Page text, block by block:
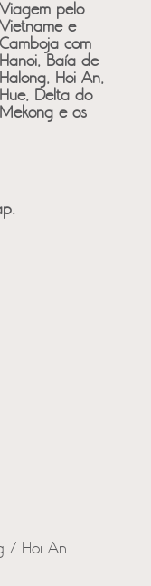
Viagem pelo
Vietname e
Camboja com
Hanoi, Baía de
Halong, Hoi An,
Hue, Delta do
Mekong e os
/ Hoi An